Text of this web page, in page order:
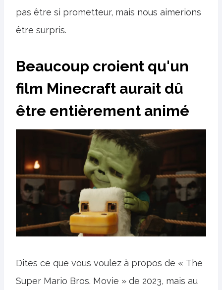
pas être si prometteur, mais nous aimerions
être surpris.
Beaucoup croient qu'un
film Minecraft aurait dû
être entièrement animé
Dites ce que vous voulez à propos de « The
Super Mario Bros. Movie » de 2023, mais au